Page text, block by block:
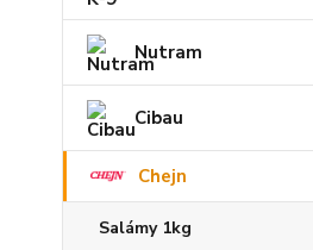
Nutram
Cibau
Chejn
Salámy 1kg